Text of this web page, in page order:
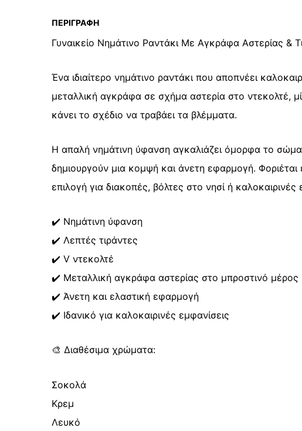
ΠΕΡΙΓΡΑΦΉ
Γυναικείο Νημάτινο Ραντάκι Με Αγκράφα Αστερίας &
Ένα ιδιαίτερο νημάτινο ραντάκι που αποπνέει
μεταλλική αγκράφα σε σχήμα αστερία στο ντεκολτέ,
κάνει το σχέδιο να τραβάει τα βλέμματα.
Η απαλή νημάτινη ύφανση αγκαλιάζει όμορφα το
δημιουργούν μια κομψή και άνετη εφαρμογή.
επιλογή για διακοπές, βόλτες στο νησί ή καλοκαιρινές
✔️ Νημάτινη ύφανση
✔️ Λεπτές τιράντες
✔️ V ντεκολτέ
✔️ Μεταλλική αγκράφα αστερίας στο μπροστινό μέρος
✔️ Άνετη και ελαστική εφαρμογή
✔️ Ιδανικό για καλοκαιρινές εμφανίσεις
🎨 Διαθέσιμα χρώματα:
Σοκολά
Κρεμ
Λευκό